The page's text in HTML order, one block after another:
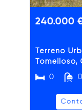
240.000
Terreno
Tomelloso,
0 0